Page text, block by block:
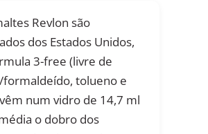
Revlon são
dos Estados Unidos,
3-free (livre de
tolueno e
num vidro de 14,7 ml
o dobro dos